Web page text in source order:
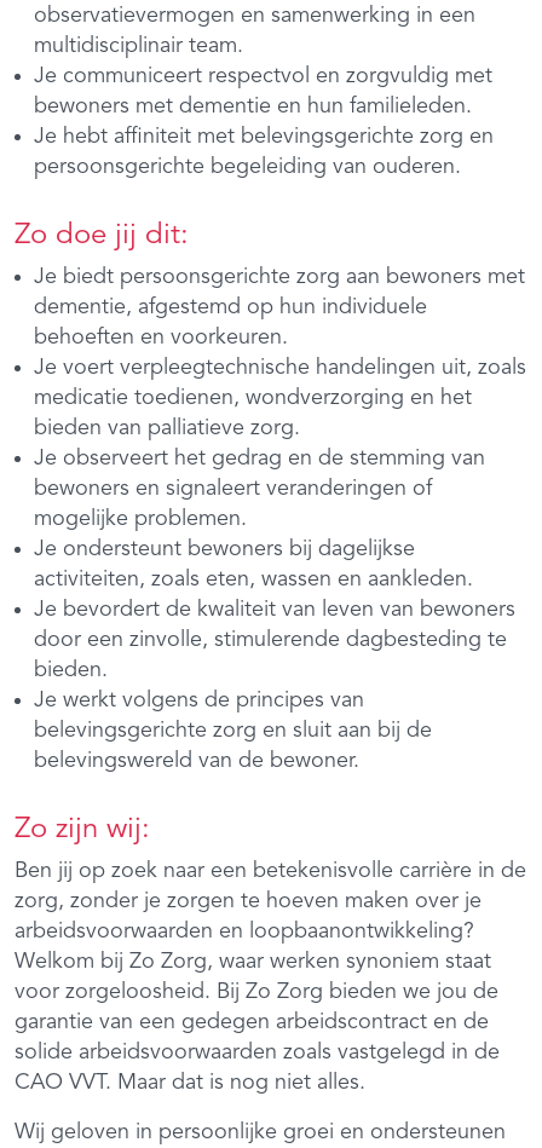
observatievermogen en samenwerking in een
multidisciplinair team.
Je communiceert respectvol en zorgvuldig met
bewoners met dementie en hun familieleden.
Je hebt affiniteit met belevingsgerichte zorg en
persoonsgerichte begeleiding van ouderen.
Zo doe jij dit:
Je biedt persoonsgerichte zorg aan bewoners met
dementie, afgestemd op hun individuele
behoeften en voorkeuren.
Je voert verpleegtechnische handelingen uit, zoals
medicatie toedienen, wondverzorging en het
bieden van palliatieve zorg.
Je observeert het gedrag en de stemming van
bewoners en signaleert veranderingen of
mogelijke problemen.
Je ondersteunt bewoners bij dagelijkse
activiteiten, zoals eten, wassen en aankleden.
Je bevordert de kwaliteit van leven van bewoners
door een zinvolle, stimulerende dagbesteding te
bieden.
Je werkt volgens de principes van
belevingsgerichte zorg en sluit aan bij de
belevingswereld van de bewoner.
Zo zijn wij:
Ben jij op zoek naar een betekenisvolle carrière in de
zorg, zonder je zorgen te hoeven maken over je
arbeidsvoorwaarden en loopbaanontwikkeling?
Welkom bij Zo Zorg, waar werken synoniem staat
voor zorgeloosheid. Bij Zo Zorg bieden we jou de
garantie van een gedegen arbeidscontract en de
solide arbeidsvoorwaarden zoals vastgelegd in de
CAO VVT. Maar dat is nog niet alles.
Wij geloven in persoonlijke groei en ondersteunen